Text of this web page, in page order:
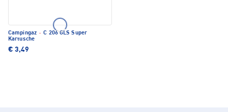
Campingaz · C 206 GLS Super
Kartusche
€ 3,49